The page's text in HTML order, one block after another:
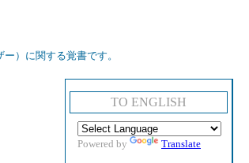
）に関する覚書です。
TO ENGLISH
Powered by Translate